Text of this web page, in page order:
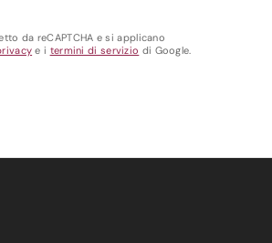
da reCAPTCHA e si applicano
e i termini di servizio di Google.